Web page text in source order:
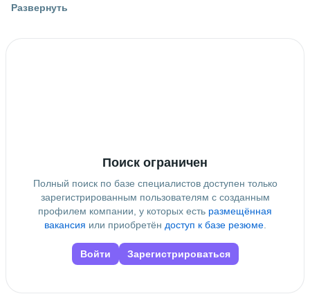
Знание языков
Развернуть
Поиск ограничен
Полный поиск по базе специалистов доступен только
зарегистрированным пользователям с созданным
профилем компании, у которых есть размещённая
вакансия или приобретён доступ к базе резюме.
Войти Зарегистрироваться